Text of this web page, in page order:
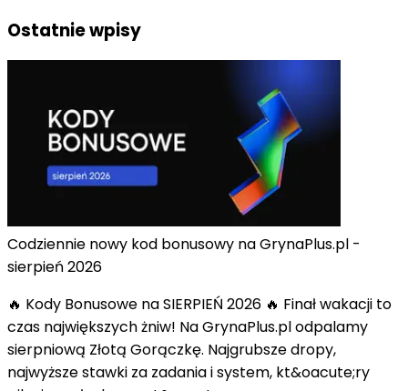
Ostatnie wpisy
Codziennie nowy kod bonusowy na GrynaPlus.pl -
sierpień 2026
🔥 Kody Bonusowe na SIERPIEŃ 2026 🔥 Finał wakacji to
czas największych żniw! Na GrynaPlus.pl odpalamy
sierpniową Złotą Gorączkę. Najgrubsze dropy,
najwyższe stawki za zadania i system, kt&oacute;ry